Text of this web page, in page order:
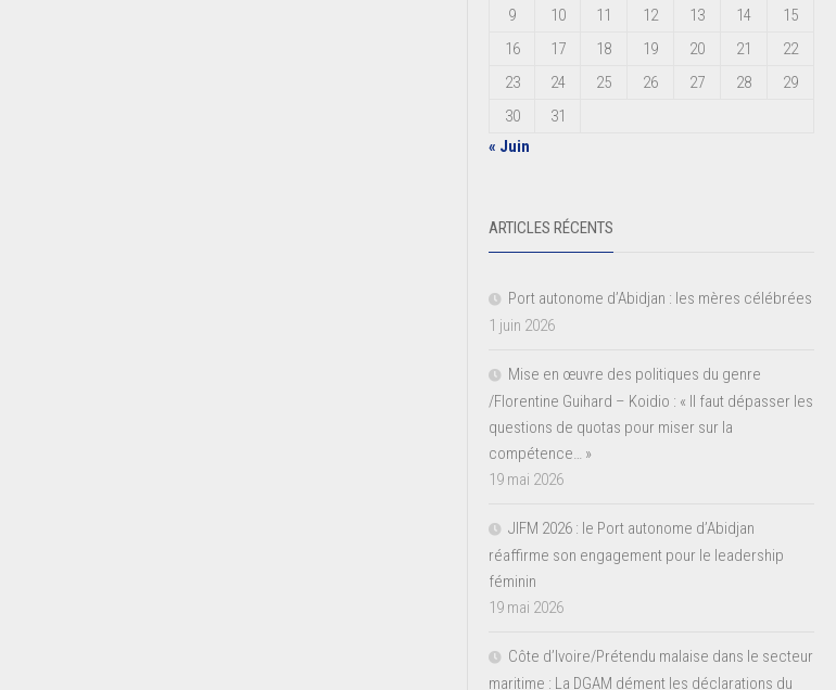
9
10 11 12 13 14
15
16
17 18 19 20 21
22
23
24 25 26 27 28
29
30
31
« Juin
ARTICLES RÉCENTS
Port autonome d’Abidjan : les mères célébrées
1 juin 2026
Mise en œuvre des politiques du genre
/Florentine Guihard – Koidio : « Il faut dépasser les
questions de quotas pour miser sur la
compétence… »
19 mai 2026
JIFM 2026 : le Port autonome d’Abidjan
réaffirme son engagement pour le leadership
féminin
19 mai 2026
Côte d’Ivoire/Prétendu malaise dans le secteur
maritime : La DGAM dément les déclarations du